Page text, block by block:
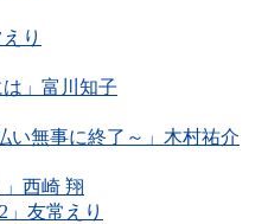
り
」富川知子
い無事に終了～」木村祐介
西崎 翔
」友常えり